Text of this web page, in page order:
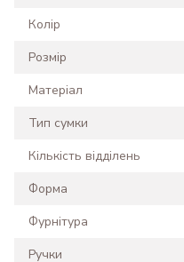
Колір
Розмір
Матеріал
Тип сумки
Кількість відділень
Форма
Фурнітура
Ручки